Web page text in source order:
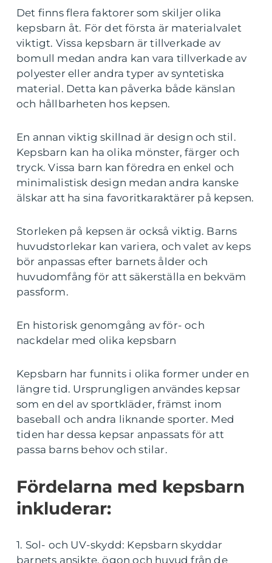
Det finns flera faktorer som skiljer olika
kepsbarn åt. För det första är materialvalet
viktigt. Vissa kepsbarn är tillverkade av
bomull medan andra kan vara tillverkade av
polyester eller andra typer av syntetiska
material. Detta kan påverka både känslan
och hållbarheten hos kepsen.
En annan viktig skillnad är design och stil.
Kepsbarn kan ha olika mönster, färger och
tryck. Vissa barn kan föredra en enkel och
minimalistisk design medan andra kanske
älskar att ha sina favoritkaraktärer på kepsen.
Storleken på kepsen är också viktig. Barns
huvudstorlekar kan variera, och valet av keps
bör anpassas efter barnets ålder och
huvudomfång för att säkerställa en bekväm
passform.
En historisk genomgång av för- och
nackdelar med olika kepsbarn
Kepsbarn har funnits i olika former under en
längre tid. Ursprungligen användes kepsar
som en del av sportkläder, främst inom
baseball och andra liknande sporter. Med
tiden har dessa kepsar anpassats för att
passa barns behov och stilar.
Fördelarna med kepsbarn
inkluderar:
1. Sol- och UV-skydd: Kepsbarn skyddar
barnets ansikte, ögon och huvud från de